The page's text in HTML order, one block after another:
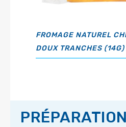
FROMAGE NATUREL
DOUX TRANCHES
PRÉPARATION